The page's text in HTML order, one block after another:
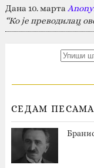
Дана 10. марта
“Ко је преводилац
СЕДАМ